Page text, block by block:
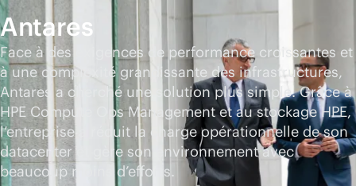
Antares
Face à des exigences de performance croissantes et
à une complexité grandissante des infrastructures,
Antares a cherché une solution plus simple. Grâce à
HPE Compute Ops Management et au stockage HPE,
l’entreprise a réduit la charge opérationnelle de son
datacenter et gère son environnement avec
beaucoup moins d’efforts.